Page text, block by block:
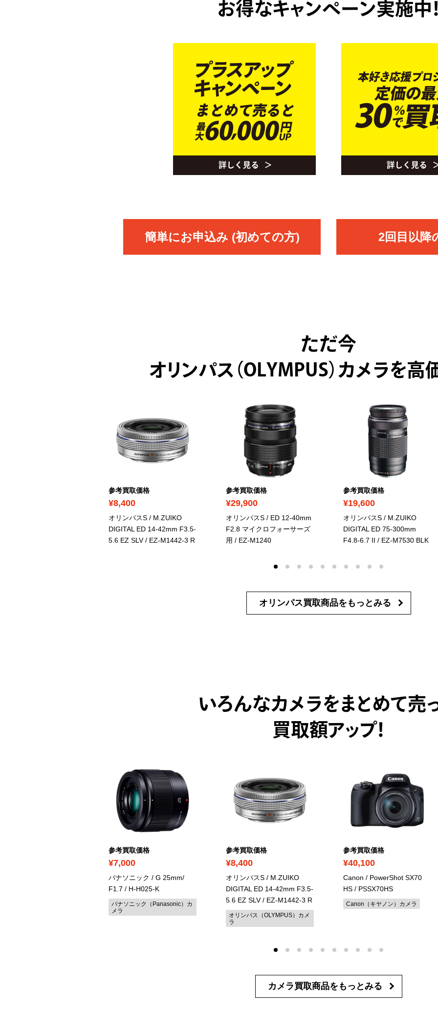
お得なキャンペーン実施中
簡単にお申込み (初めての方) 2回目以降
ただ今
オリンパス（OLYMPUS）カメラを高
参考買取価格
¥8,400
オリンパスS / M.ZUIKO
DIGITAL ED 14-42mm F3.5-
5.6 EZ SLV/ ‎EZ-M1442-3 R
参考買取価格
¥29,900
オリンパスS / ED 12-40mm
F2.8 マイクロフォーサーズ
用 / ‎EZ-M1240
参考買取価格
¥19,600
オリンパスS / M.ZUIKO
DIGITAL ED 75-300mm
F4.8-6.7 II / ‎EZ-M7530 BLK
オリンパス買取商品を もっとみる
いろんなカメラをまとめて売
買取額アップ！
参考買取価格
¥7,000
パナソニック / G 25mm/
F1.7 / ‎H-H025-K
パナソニック（Panasonic）カ
メラ
参考買取価格
¥8,400
オリンパスS / M.ZUIKO
DIGITAL ED 14-42mm F3.5-
5.6 EZ SLV/ ‎EZ-M1442-3 R
オリンパス（OLYMPUS）カメ
ラ
参考買取価格
¥40,100
Canon / PowerShot SX70
HS / PSSX70HS
Canon（キヤノン）カメラ
カメラ買取商品を もっとみる